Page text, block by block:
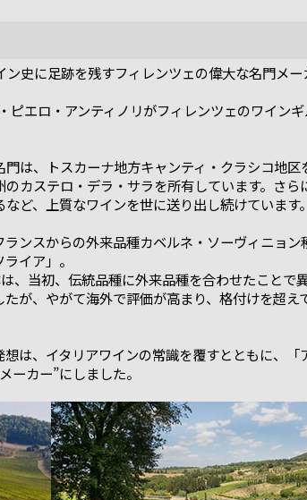
ン史に足跡を残すフィレンツェの偉大な名門メー
ピエロ・アンティノリがフィレンツェのワイン
は、トスカーナ地方キャンティ・クラシコ地区
カステロ・デラ・サラを所有しています。さら
ど、上質なワインを世に送り出し続けています。
ンスからの外来品種カベルネ・ソーヴィニョン
イア」。
、当初、伝統品種に外来品種を合わせたことで
が、やがて海外で評価が高まり、格付けを超え
は、イタリアワインの常識を覆すとともに、「
ーカー”にしました。